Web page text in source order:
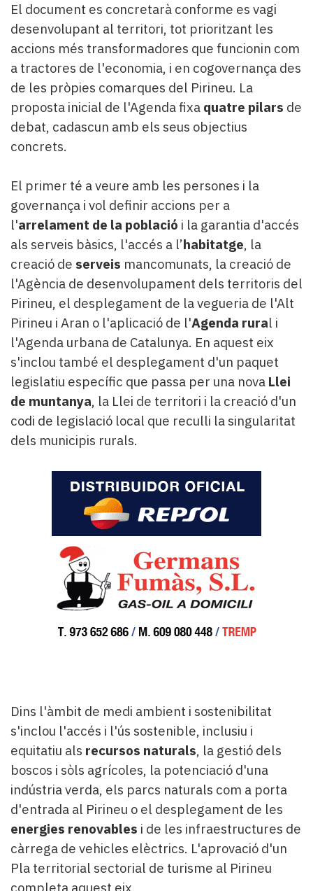
El document es concretarà conforme es vagi
desenvolupant al territori, tot prioritzant les
accions més transformadores que funcionin com
a tractores de l'economia, i en cogovernança des
de les pròpies comarques del Pirineu. La
proposta inicial de l'Agenda fixa quatre pilars de
debat, cadascun amb els seus objectius
concrets.
El primer té a veure amb les persones i la
governança i vol definir accions per a
l'arrelament de la població i la garantia d'accés
als serveis bàsics, l'accés a l’habitatge, la
creació de serveis mancomunats, la creació de
l'Agència de desenvolupament dels territoris del
Pirineu, el desplegament de la vegueria de l'Alt
Pirineu i Aran o l'aplicació de l'Agenda rural i
l'Agenda urbana de Catalunya. En aquest eix
s'inclou també el desplegament d'un paquet
legislatiu específic que passa per una nova Llei
de muntanya, la Llei de territori i la creació d'un
codi de legislació local que reculli la singularitat
dels municipis rurals.
Dins l'àmbit de medi ambient i sostenibilitat
s'inclou l'accés i l'ús sostenible, inclusiu i
equitatiu als recursos naturals, la gestió dels
boscos i sòls agrícoles, la potenciació d'una
indústria verda, els parcs naturals com a porta
d'entrada al Pirineu o el desplegament de les
energies renovables i de les infraestructures de
càrrega de vehicles elèctrics. L'aprovació d'un
Pla territorial sectorial de turisme al Pirineu
completa aquest eix.